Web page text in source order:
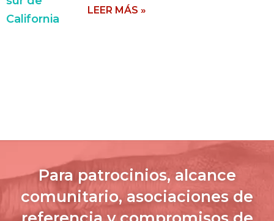
LEER MÁS »
Para patrocinios, alcance
comunitario, asociaciones de